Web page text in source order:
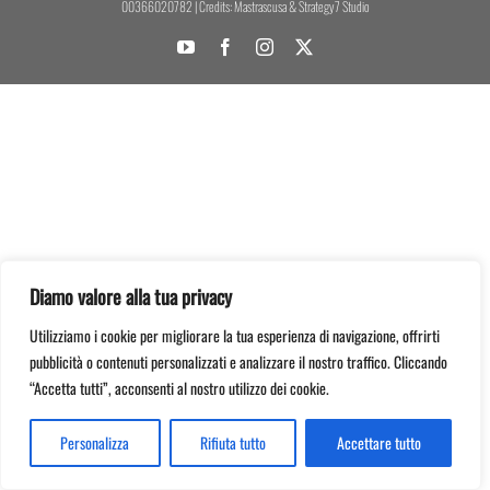
Diamo valore alla tua privacy
Utilizziamo i cookie per migliorare la tua esperienza di navigazione, offrirti
pubblicità o contenuti personalizzati e analizzare il nostro traffico. Cliccando
“Accetta tutti”, acconsenti al nostro utilizzo dei cookie.
Personalizza Rifiuta tutto Accettare tutto
00366020782 | Credits:Mastrascusa&Strategy7 Studio
YouTubeFacebookInstagram